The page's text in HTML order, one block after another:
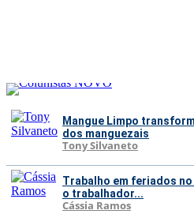
Mangue Limpo
dos manguezais
Tony Silvaneto
Trabalho em feriados
o trabalhador...
Cássia Ramos